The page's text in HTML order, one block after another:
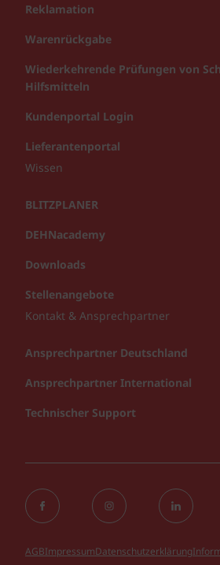
Reklamation
Warenrückgabe
Wiederkehrende Prüfungen von
Hilfsmitteln
Kundenportal Login
Lieferantenportal
Wissen
BLITZPLANER
DEHNacademy
Downloads
Stellenangebote
Kontakt & Ansprechpartner
Ansprechpartner Deutschland
Ansprechpartner International
Technischer Support
AGBImpressumDatenschutzerklärung